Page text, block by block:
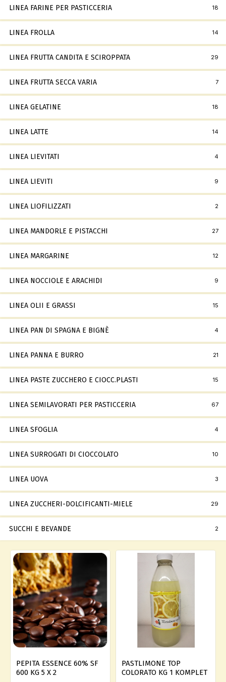
LINEA FARINE PER PASTICCERIA 18
LINEA FROLLA 14
LINEA FRUTTA CANDITA E SCIROPPATA 29
LINEA FRUTTA SECCA VARIA 7
LINEA GELATINE 18
LINEA LATTE 14
LINEA LIEVITATI 4
LINEA LIEVITI 9
LINEA LIOFILIZZATI 2
LINEA MANDORLE E PISTACCHI 27
LINEA MARGARINE 12
LINEA NOCCIOLE E ARACHIDI 9
LINEA OLII E GRASSI 15
LINEA PAN DI SPAGNA E BIGNÈ 4
LINEA PANNA E BURRO 21
LINEA PASTE ZUCCHERO E CIOCC.PLASTI 15
LINEA SEMILAVORATI PER PASTICCERIA 67
LINEA SFOGLIA 4
LINEA SURROGATI DI CIOCCOLATO 10
LINEA UOVA 3
LINEA ZUCCHERI-DOLCIFICANTI-MIELE 29
SUCCHI E BEVANDE 2
PEPITA ESSENCE 60% SF
600 KG 5 X 2
PASTLIMONE TOP
COLORATO KG 1 KOMPLET